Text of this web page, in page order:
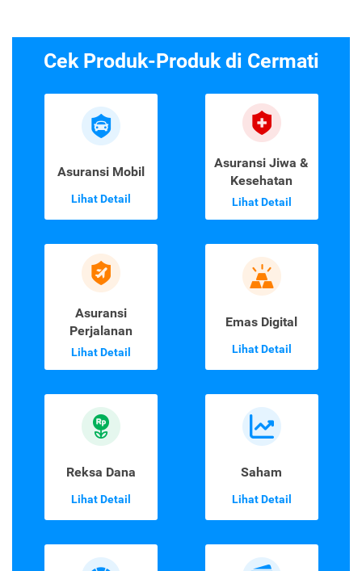
Cek Produk-Produk di Cermati
Asuransi Mobil
Lihat Detail
Asuransi Jiwa &
Kesehatan
Lihat Detail
Asuransi
Perjalanan
Lihat Detail
Emas Digital
Lihat Detail
Reksa Dana
Lihat Detail
Saham
Lihat Detail